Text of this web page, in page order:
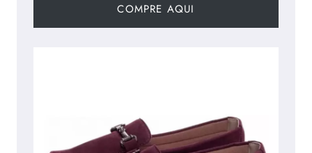
COMPRE AQUI